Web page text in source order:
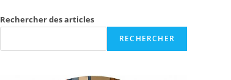
Rechercher des articles
RECHERCHER